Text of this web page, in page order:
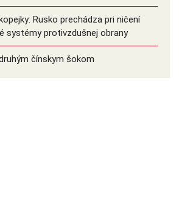
Rusko prechádza pri ničení
systémy protivzdušnej obrany
čínskym šokom